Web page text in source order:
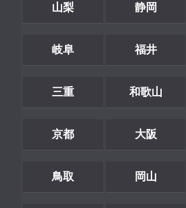
山梨 静岡
岐阜 福井
三重 和歌山
京都 大阪
鳥取 岡山